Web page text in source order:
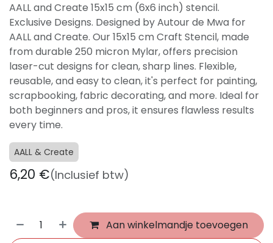
AALL and Create 15x15 cm (6x6 inch) stencil.
Exclusive Designs. Designed by Autour de Mwa for
AALL and Create. Our 15x15 cm Craft Stencil, made
from durable 250 micron Mylar, offers precision
laser-cut designs for clean, sharp lines. Flexible,
reusable, and easy to clean, it's perfect for painting,
scrapbooking, fabric decorating, and more. Ideal for
both beginners and pros, it ensures flawless results
every time.
AALL & Create
6,20 €(Inclusief btw)
Aan winkelmandje toevoegen